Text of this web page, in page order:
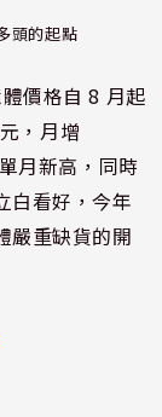
頭的起點
價格自 8 月起
，月增
月新高，同時
白看好，今年
嚴重缺貨的開